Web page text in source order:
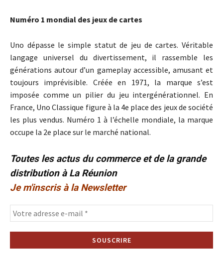
Numéro 1 mondial des jeux de cartes
Uno dépasse le simple statut de jeu de cartes. Véritable
langage universel du divertissement, il rassemble les
générations autour d’un gameplay accessible, amusant et
toujours imprévisible. Créée en 1971, la marque s’est
imposée comme un pilier du jeu intergénérationnel. En
France, Uno Classique figure à la 4e place des jeux de société
les plus vendus. Numéro 1 à l’échelle mondiale, la marque
occupe la 2e place sur le marché national.
Toutes les actus du commerce et de la grande
distribution à La Réunion
Je m'inscris à la Newsletter